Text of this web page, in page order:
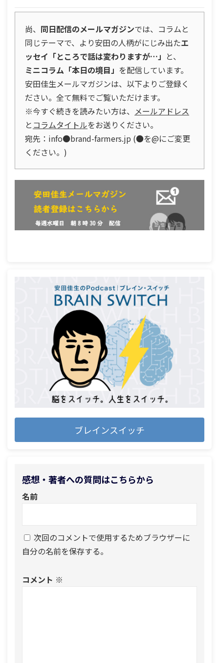
尚、 同日配信のメールマガジンでは、コラムと
同じテーマで、より安田の人柄がにじみ出たエ
ッセイ「ところで話は変わりますが…」 と、
ミニコラム「本日の境目」 を配信しています。
安田佳生メールマガジンは、以下よりご登録く
ださい。全て無料でご覧いただけます。
※今すぐ続きを読みたい方は、 メールアドレス
と コラムタイトルをお送りください。
宛先：info●brand-farmers.jp (●を@にご変更
ください。)
ブレインスイッチ
感想・著者への質問はこちらから
名前
次回のコメントで使用するためブラウザーに
自分の名前を保存する。
コメント ※